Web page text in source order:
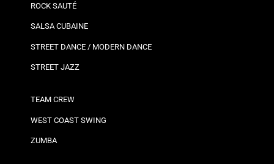
ROCK SAUTÉ
SALSA CUBAINE
STREET DANCE / MODERN DANCE
STREET JAZZ
TEAM CREW
WEST COAST SWING
ZUMBA